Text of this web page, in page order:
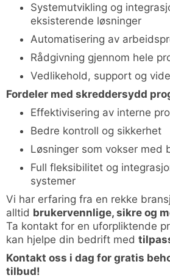
Systemutvikling og
eksisterende løsninger
Automatisering av
Rådgivning gjennom hele
Vedlikehold, support og
Fordeler med skreddersydd
Effektivisering av interne
Bedre kontroll og sikkerhet
Løsninger som vokser med
Full fleksibilitet og
systemer
Vi har erfaring fra en rekke
alltid brukervennlige, sikre og
Ta kontakt for en uforpliktende
kan hjelpe din bedrift med
Kontakt oss i dag for gratis
tilbud!